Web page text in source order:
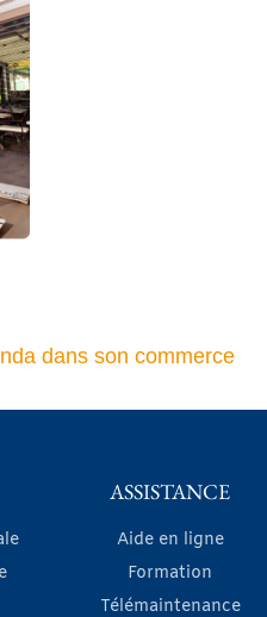
dans son commerce
ASSISTANCE
Aide en ligne
Formation
Télémaintenance